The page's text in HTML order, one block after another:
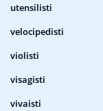
utensilisti
velocipedisti
violisti
visagisti
vivaisti